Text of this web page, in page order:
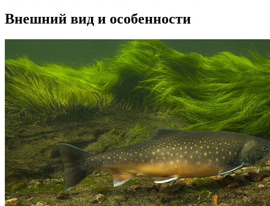
Внешний вид и особенности